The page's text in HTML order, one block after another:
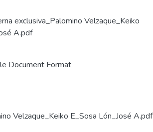
exclusiva_Palomino Velzaque_Keiko
A.pdf
Document Format
Velzaque_Keiko E_Sosa Lón_José A.pdf